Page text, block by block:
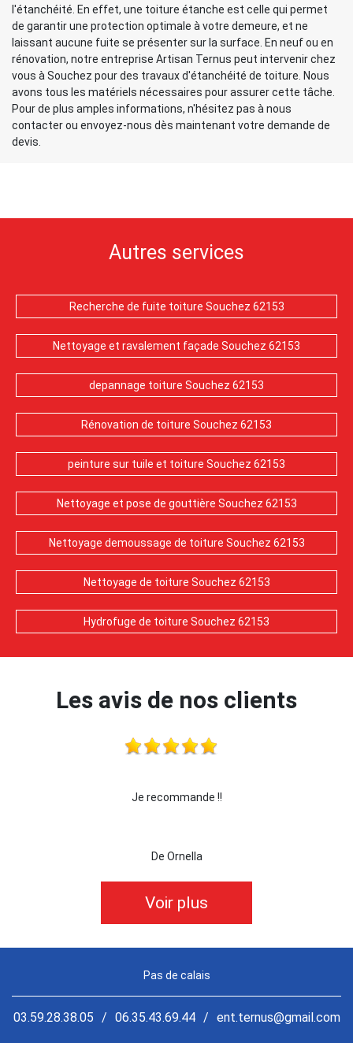
l'étanchéité. En effet, une toiture étanche est celle qui permet
de garantir une protection optimale à votre demeure, et ne
laissant aucune fuite se présenter sur la surface. En neuf ou en
rénovation, notre entreprise Artisan Ternus peut intervenir chez
vous à Souchez pour des travaux d'étanchéité de toiture. Nous
avons tous les matériels nécessaires pour assurer cette tâche.
Pour de plus amples informations, n'hésitez pas à nous
contacter ou envoyez-nous dès maintenant votre demande de
devis.
Autres services
Recherche de fuite toiture Souchez 62153
Nettoyage et ravalement façade Souchez 62153
depannage toiture Souchez 62153
Rénovation de toiture Souchez 62153
peinture sur tuile et toiture Souchez 62153
Nettoyage et pose de gouttière Souchez 62153
Nettoyage demoussage de toiture Souchez 62153
Nettoyage de toiture Souchez 62153
Hydrofuge de toiture Souchez 62153
Les avis de nos clients
je recommande cette
Voir plus
Pas de calais
03.59.28.38.05 / 06.35.43.69.44 / ent.ternus@gmail.com